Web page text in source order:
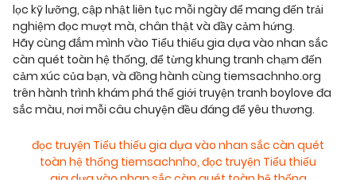
lọc kỹ lưỡng, cập nhật liên tục mỗi ngày để mang đến trải
nghiệm đọc mượt mà, chân thật và đầy cảm hứng.
Hãy cùng đắm mình vào Tiểu thiếu gia dựa vào nhan sắc
càn quét toàn hệ thống, để từng khung tranh chạm đến
cảm xúc của bạn, và đồng hành cùng tiemsachnho.org
trên hành trình khám phá thế giới truyện tranh boylove đa
sắc màu, nơi mỗi câu chuyện đều đáng để yêu thương.
đọc truyện Tiểu thiếu gia dựa vào nhan sắc càn quét
toàn hệ thống tiemsachnho, đọc truyện Tiểu thiếu